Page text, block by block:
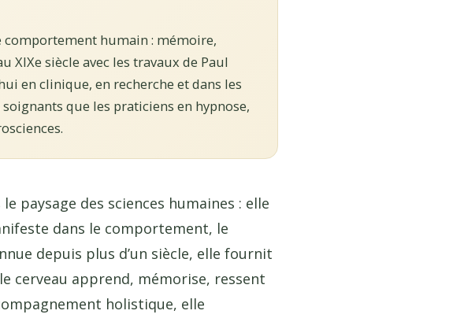
comportement humain : mémoire,
XIXe siècle avec les travaux de Paul
en clinique, en recherche et dans les
que les praticiens en hypnose,
paysage des sciences humaines : elle
dans le comportement, le
depuis plus d’un siècle, elle fournit
cerveau apprend, mémorise, ressent
holistique, elle